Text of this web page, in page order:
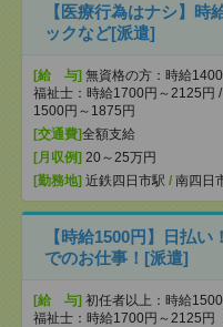
【医療行為はナシ】時
ックなど[派遣]
[給 与] 無資格の方：時給
福祉士：時給1700円～2125円
1500円～1875円
[交通費]全額支給
[月収例] 20～25万円
[勤務地] 近鉄四日市駅 / 南四日
【時給1500円】日払
でのお仕事！[派遣]
[給 与] 初任者以上：時給
福祉士：時給1700円～2125